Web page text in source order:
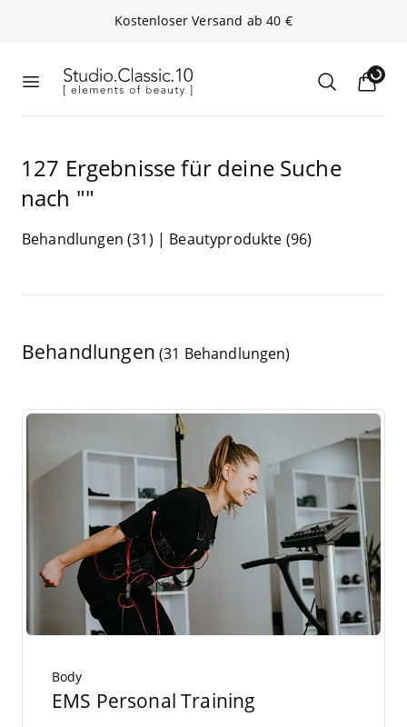
Kos­ten­lo­ser Ver­sand ab40 €
Studio.Classic.10
127 Ergeb­nis­se für dei­ne Suche
nach ""
Behand­lun­gen (31) | Beau­ty­pro­duk­te (96)
Behandlungen (31 Behandlungen)
Body
EMS Personal Training